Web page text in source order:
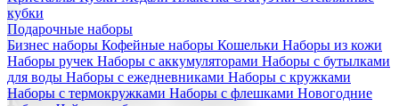
кубки
Подарочные наборы
Бизнес наборы Кофейные наборы Кошельки Наборы из кожи
Наборы ручек Наборы с аккумуляторами Наборы с бутылками
для воды Наборы с ежедневниками Наборы с кружками
Наборы с термокружками Наборы с флешками Новогодние
Корпоративные подарки